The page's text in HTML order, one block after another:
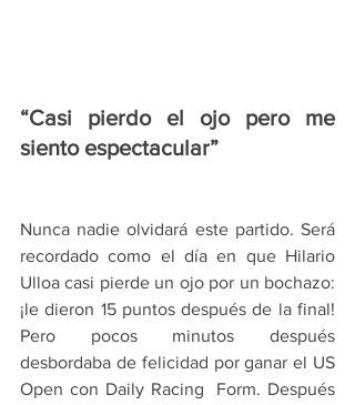
“Casi pierdo el ojo pero me
siento espectacular”
Nunca nadie olvidará este partido. Será
recordado como el día en que Hilario
Ulloa casi pierde un ojo por un bochazo:
¡le dieron 15 puntos después de la final!
Pero pocos minutos después
desbordaba de felicidad por ganar el US
Open con Daily Racing  Form. Después